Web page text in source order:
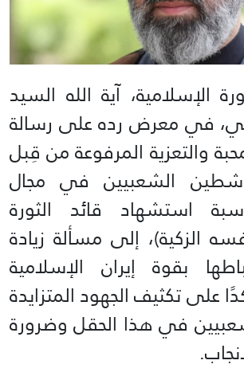
الإسلامية، آية الله السيد
في معرض رده على رسالة
والتعزية المرفوعة من قِبل
الشعبيين في مجال
استشهاد قائد الثورة
الزكية)، إلى مسألة زيادة
بقوة إيران الإسلامية
على تكثيف الجهود المتزايدة
في هذا الحقل وضرورة